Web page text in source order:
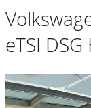
eTSI DSG